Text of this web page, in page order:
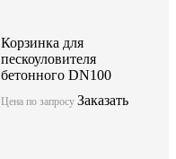
Корзинка для
пескоуловителя
бетонного DN100
Цена по запросуЗаказать